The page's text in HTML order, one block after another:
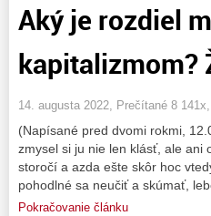
Aký je rozdiel
kapitalizmom?
14. augusta 2022, Prečítané 8 141x,
(Napísané pred dvomi rokmi,
zmysel si ju nie len klásť, ale ani
storočí a azda ešte skôr hoc
pohodlné sa neučiť a skúmať,
Pokračovanie článku